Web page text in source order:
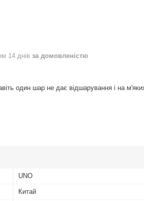
14 днів за домовленістю
один шар не дає відшарування і на
UNO
Китай